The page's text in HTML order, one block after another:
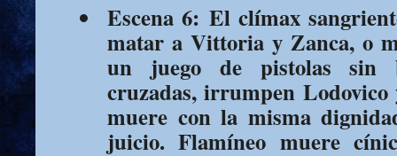
Escena 6: El clímax
matar a Vittoria y Zanca, o
un juego de pistolas sin
cruzadas, irrumpen
muere con la misma
juicio. Flamíneo muere